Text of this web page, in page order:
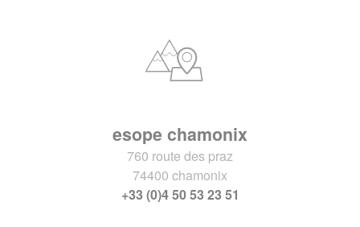
esope chamonix
760 route des praz
74400 chamonix
+33 (0)4 50 53 23 51